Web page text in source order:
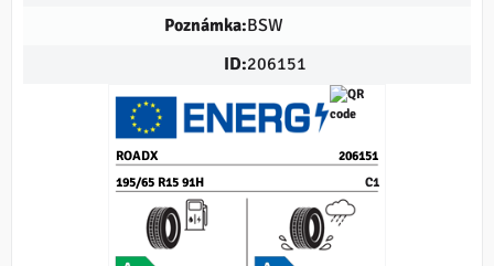
Poznámka:BSW
ID:206151
195/65 R15 91H
ROADX 206151
C1